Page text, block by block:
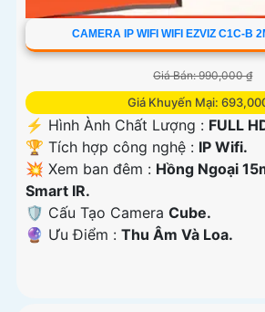
CAMERA IP WIFI WIFI EZVIZ C1C-B
Giá Bán: 990,000 ₫
Giá Khuyến Mại:
️⚡ Hình Ành Chất Lượng : FULL
🏆 Tích hợp công nghệ : IP Wifi.
💥 Xem ban đêm : Hồng Ngoại
Smart IR.
🛡 Cấu Tạo Camera Cube.
️🔮 Ưu Điểm : Thu Âm Và Loa.